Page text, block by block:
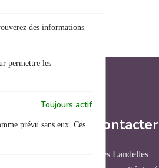
des informations
permettre les
Toujours actif
prévu sans eux. CesNous contacter
31 rue des Landelles